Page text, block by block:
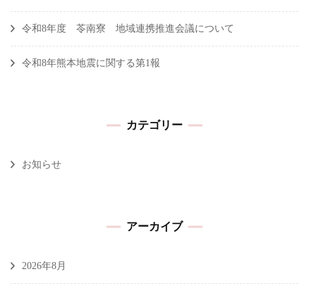
令和8年度 苓南寮 地域連携推進会議について
令和8年熊本地震に関する第1報
カテゴリー
お知らせ
アーカイブ
2026年8月